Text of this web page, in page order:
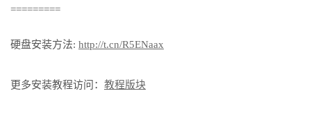
=========
硬盘安装方法: http://t.cn/R5ENaax
更多安装教程访问： 教程版块